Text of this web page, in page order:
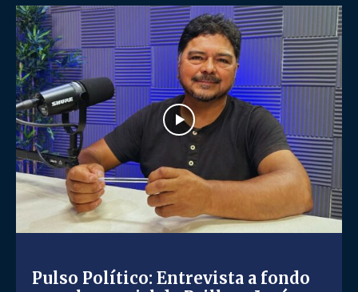
Pulso Político: Entrevista a fondo